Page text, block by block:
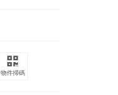
物件掃碼